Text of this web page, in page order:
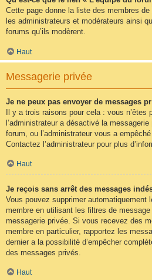
Cette page donne la liste des membres de
les administrateurs et modérateurs ainsi
forums qu’ils modèrent.
Haut
Messagerie privée
Je ne peux pas envoyer de messages
Il y a trois raisons pour cela : vous n’êtes
l’administrateur a désactivé la
forum, ou l’administrateur vous a
Contactez l’administrateur pour plus
Haut
Je reçois sans arrêt des messages
Vous pouvez supprimer automatiquement
membre en utilisant les filtres de
messagerie privée. Si vous recevez des
membre en particulier, rapportez les
dernier a la possibilité d’empêcher
des messages privés.
Haut